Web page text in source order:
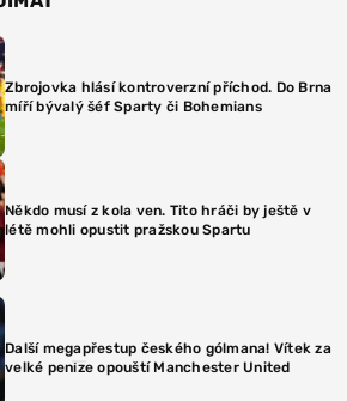
Zbrojovka hlásí kontroverzní příchod. Do Brna
míří bývalý šéf Sparty či Bohemians
Někdo musí z kola ven. Tito hráči by ještě v
létě mohli opustit pražskou Spartu
Další megapřestup českého gólmana! Vítek za
velké peníze opouští Manchester United